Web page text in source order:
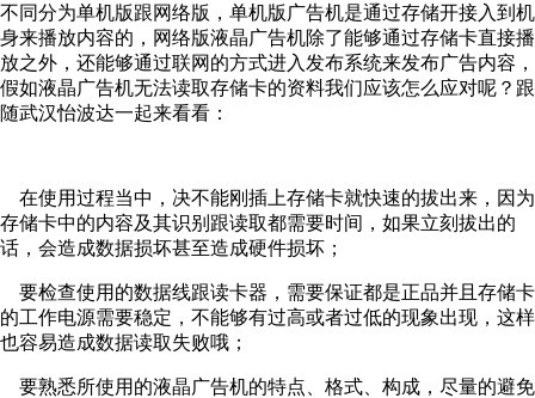
不同分为单机版跟网络版，单机版广告机是通过存储开接入到机
身来播放内容的，网络版液晶广告机除了能够通过存储卡直接播
放之外，还能够通过联网的方式进入发布系统来发布广告内容，
假如液晶广告机无法读取存储卡的资料我们应该怎么应对呢？跟
随武汉怡波达一起来看看：
在使用过程当中，决不能刚插上存储卡就快速的拔出来，因为
存储卡中的内容及其识别跟读取都需要时间，如果立刻拔出的
话，会造成数据损坏甚至造成硬件损坏；
要检查使用的数据线跟读卡器，需要保证都是正品并且存储卡
的工作电源需要稳定，不能够有过高或者过低的现象出现，这样
也容易造成数据读取失败哦；
要熟悉所使用的液晶广告机的特点、格式、构成，尽量的避免